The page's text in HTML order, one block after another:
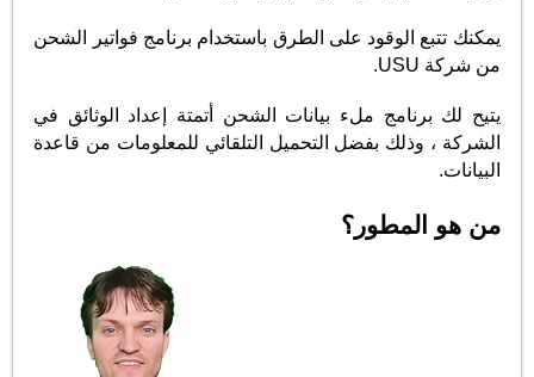
يمكنك تتبع الوقود على الطرق باستخدام برنامج فواتير الشحن
من شركة USU.
يتيح لك برنامج ملء بيانات الشحن أتمتة إعداد الوثائق في
الشركة ، وذلك بفضل التحميل التلقائي للمعلومات من قاعدة
البيانات.
من هو المطور؟